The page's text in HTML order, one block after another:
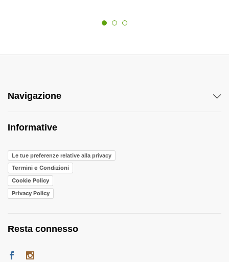
Navigazione
Informative
Le tue preferenze relative alla privacy
Termini e Condizioni
Cookie Policy
Privacy Policy
Resta connesso